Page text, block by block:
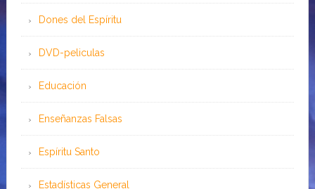
Dones del Espíritu
DVD-peliculas
Educación
Enseñanzas Falsas
Espíritu Santo
Estadísticas General